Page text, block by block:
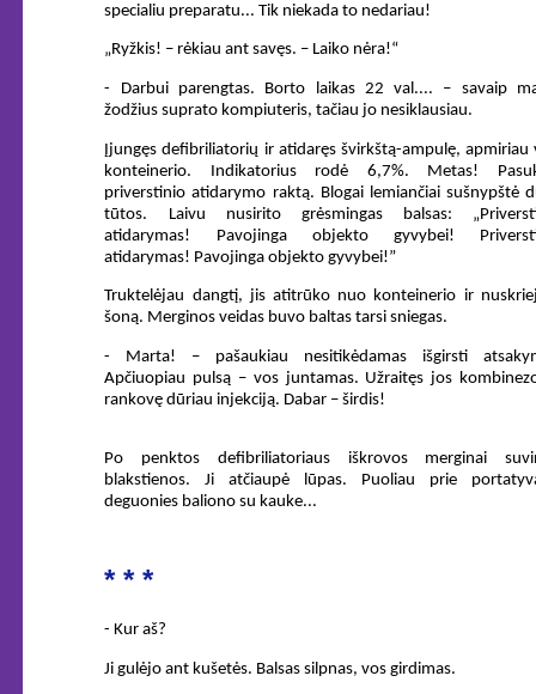
specialiu preparatu... Tik niekada to nedariau!
„Ryžkis! – rėkiau ant savęs. – Laiko nėra!“
- Darbui parengtas. Borto laikas 22 val.... – savaip
žodžius suprato kompiuteris, tačiau jo nesiklausiau.
Įjungęs defibriliatorių ir atidaręs švirkštą-ampulę, apmiriau
konteinerio. Indikatorius rodė 6,7%. Metas!
priverstinio atidarymo raktą. Blogai lemiančiai sušnypštė
tūtos. Laivu nusirito grėsmingas balsas:
atidarymas! Pavojinga objekto gyvybei!
atidarymas! Pavojinga objekto gyvybei!”
Truktelėjau dangtį, jis atitrūko nuo konteinerio ir
šoną. Merginos veidas buvo baltas tarsi sniegas.
- Marta! – pašaukiau nesitikėdamas išgirsti
Apčiuopiau pulsą – vos juntamas. Užraitęs jos
rankovę dūriau injekciją. Dabar – širdis!
Po penktos defibriliatoriaus iškrovos merginai
blakstienos. Ji atčiaupė lūpas. Puoliau prie
deguonies baliono su kauke...
* * *
- Kur aš?
Ji gulėjo ant kušetės. Balsas silpnas, vos girdimas.